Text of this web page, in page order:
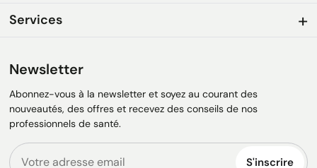
Services
Newsletter
Abonnez-vous à la newsletter et soyez au courant des
nouveautés, des offres et recevez des conseils de nos
professionnels de santé.
S'inscrire